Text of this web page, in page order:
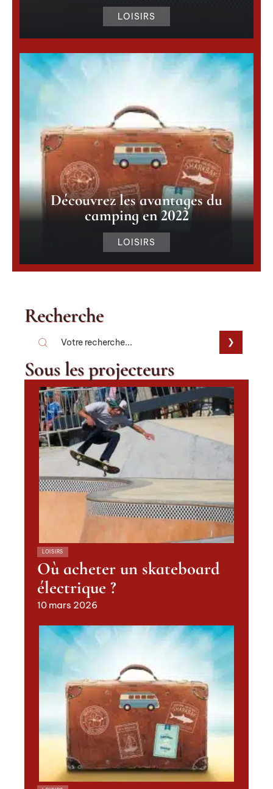
LOISIRS
Découvrez les avantages du
camping en 2022
LOISIRS
Recherche
Sous les projecteurs
LOISIRS
Où acheter un skateboard
électrique ?
10 mars 2026